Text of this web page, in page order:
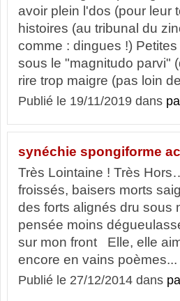
avoir plein l'dos (pour leur
histoires (au tribunal du
comme : dingues !)
sous le "magnitudo parvi"
rire trop maigre (pas loin
Publié le 19/11/2019 dans
synéchie spongiforme
Très Lointaine ! Très
froissés, baisers morts
des forts alignés dru sous
pensée moins
sur mon front Elle, elle
encore en vains poèmes...
Publié le 27/12/2014 dans